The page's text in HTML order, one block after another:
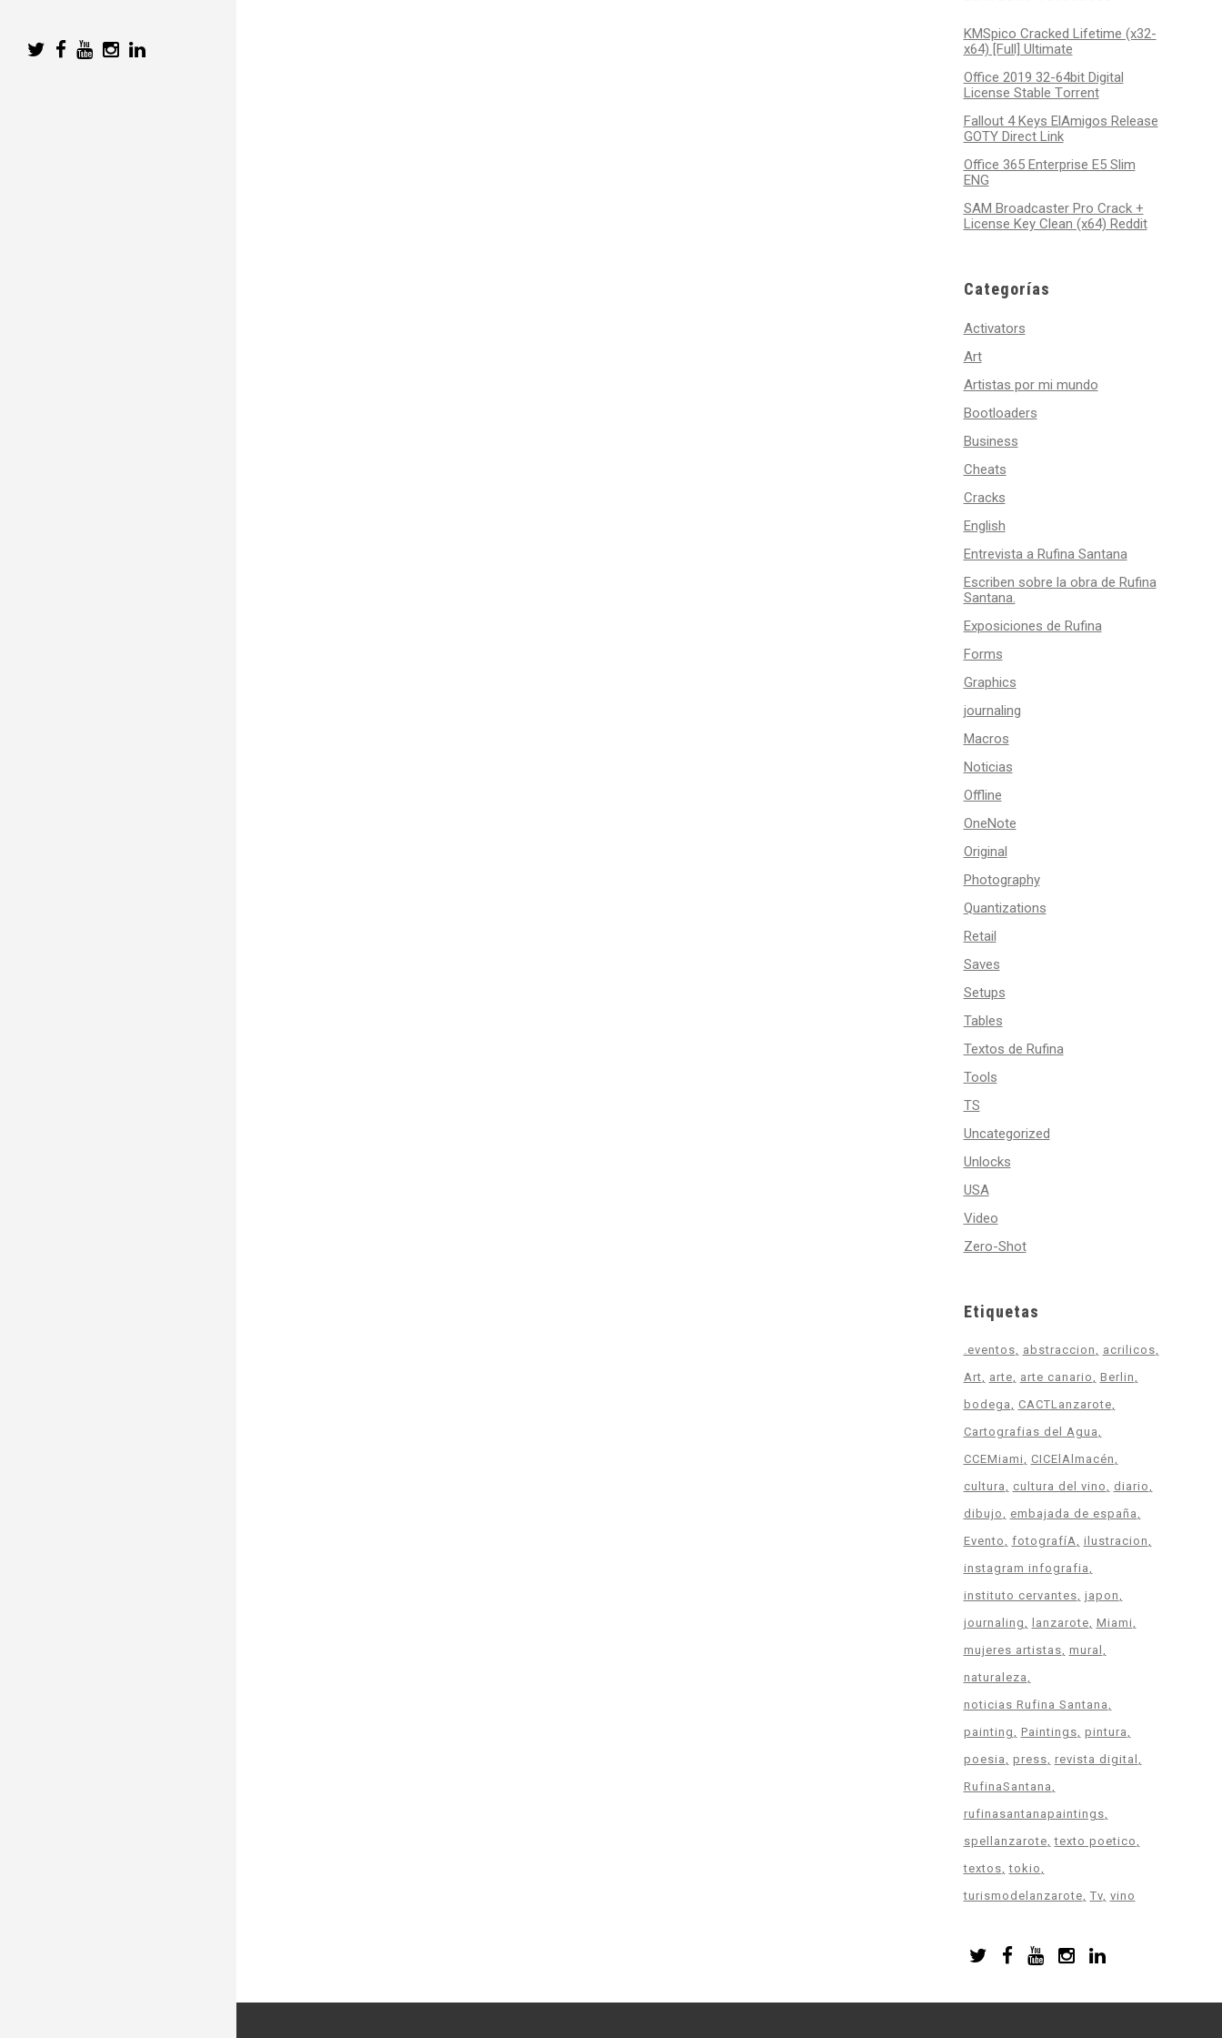
KMSpico Cracked Lifetime (x32-
x64) [Full] Ultimate
Office 2019 32-64bit Digital
License Stable Tоrrеnt
Fallout 4 Keys ElAmigos Release
GOTY Direct Link
Office 365 Enterprise E5 Slim
ENG
SAM Broadcaster Pro Crack +
License Key Clean (x64) Reddit
Categorías
Activators
Art
Artistas por mi mundo
Bootloaders
Business
Cheats
Cracks
English
Entrevista a Rufina Santana
Escriben sobre la obra de Rufina
Santana.
Exposiciones de Rufina
Forms
Graphics
journaling
Macros
Noticias
Offline
OneNote
Original
Photography
Quantizations
Retail
Saves
Setups
Tables
Textos de Rufina
Tools
TS
Uncategorized
Unlocks
USA
Video
Zero-Shot
Etiquetas
.eventos abstraccion
acrilicos
Art
arte arte canario
Berlin
bodega
CACTLanzarote
Cartografias del Agua
CCEMiami
CICElAlmacén
cultura
cultura del vino
diario
dibujo
embajada de españa
Evento
fotografíA ilustracion
instagram infografia
instituto cervantes japon
journaling
lanzarote Miami
mujeres artistas mural
naturaleza
noticias Rufina Santana
painting
Paintings pintura
poesia
press revista digital
RufinaSantana
rufinasantanapaintings
spellanzarote texto poetico
textos tokio
turismodelanzarote Tv vino